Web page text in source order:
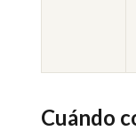
Cuándo